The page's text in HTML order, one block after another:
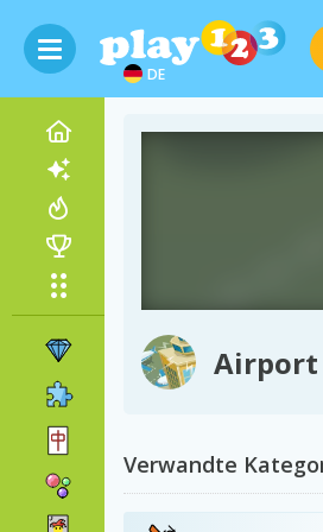
DE
Airport
Verwandte